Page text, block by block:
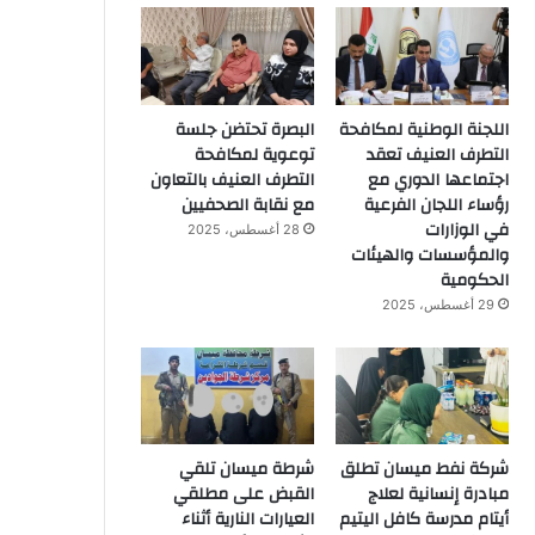
اللجنة الوطنية لمكافحة
التطرف العنيف تعقد
اجتماعها الدوري مع
رؤساء اللجان الفرعية
في الوزارات
والمؤسسات والهيئات
الحكومية
29 أغسطس، 2025
البصرة تحتضن جلسة
توعوية لمكافحة
التطرف العنيف بالتعاون
مع نقابة الصحفيين
28 أغسطس، 2025
شركة نفط ميسان تطلق
مبادرة إنسانية لعلاج
أيتام مدرسة كافل اليتيم
شرطة ميسان تلقي
القبض على مطلقي
العيارات النارية أثناء